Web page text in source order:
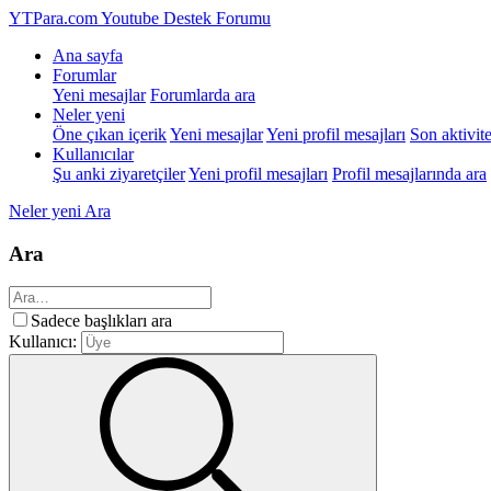
YTPara.comYoutube Destek Forumu
Ana sayfa
Forumlar
Yeni mesajlar Forumlarda ara
Neler yeni
Öne çıkan içerikYeni mesajlarYeni profil mesajları Son
Kullanıcılar
Şu anki ziyaretçilerYeni profil mesajları Profil mesajlarında ara
Neler yeni Ara
Ara
Sadece başlıkları ara
Kullanıcı: